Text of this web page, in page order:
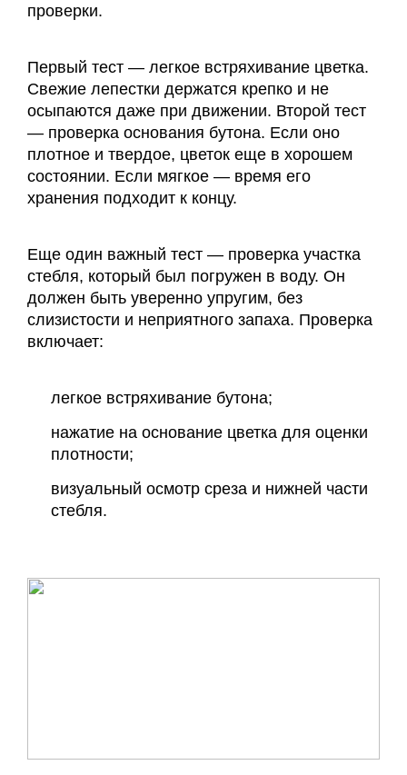
проверки.
Первый тест — легкое встряхивание цветка.
Свежие лепестки держатся крепко и не
осыпаются даже при движении. Второй тест
— проверка основания бутона. Если оно
плотное и твердое, цветок еще в хорошем
состоянии. Если мягкое — время его
хранения подходит к концу.
Еще один важный тест — проверка участка
стебля, который был погружен в воду. Он
должен быть уверенно упругим, без
слизистости и неприятного запаха. Проверка
включает:
легкое встряхивание бутона;
нажатие на основание цветка для оценки
плотности;
визуальный осмотр среза и нижней части
стебля.